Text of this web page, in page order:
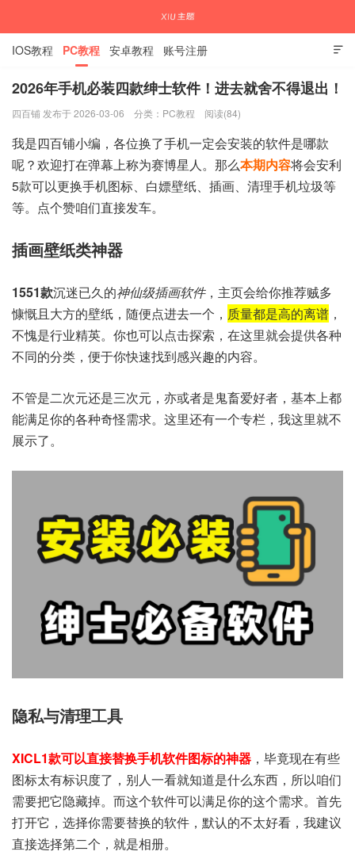

IOS教程 PC教程 安卓教程 账号注册
2026年手机必装四款绅士软件！进去就舍不得退出！
四百铺 发布于 2026-03-06 分类： PC教程 阅读(84)
我是四百铺小编，各位换了手机一定会安装的软件是哪款
呢？欢迎打在弹幕上称为赛博星人。那么本期内容将会安利
5款可以更换手机图标、白嫖壁纸、插画、清理手机垃圾等
等。点个赞咱们直接发车。
插画壁纸类神器
1551款沉迷已久的神仙级插画软件，主页会给你推荐贼多
慷慨且大方的壁纸，随便点进去一个， 质量都是高的离谱 ，
不愧是行业精英。你也可以点击探索，在这里就会提供各种
不同的分类，便于你快速找到感兴趣的内容。
不管是二次元还是三次元，亦或者是鬼畜爱好者，基本上都
能满足你的各种奇怪需求。这里还有一个专栏，我这里就不
展示了。
隐私与清理工具
XICL1款可以直接替换手机软件图标的神器 ，毕竟现在有些
图标太有标识度了，别人一看就知道是什么东西，所以咱们
需要把它隐藏掉。而这个软件可以满足你的这个需求。首先
打开它，选择你需要替换的软件，默认的不太好看，我建议
直接选择第二个，就是相册。